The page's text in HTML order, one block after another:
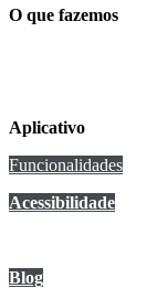
O que fazemos
Aplicativo
Funcionalidades
Acessibilidade
Blog